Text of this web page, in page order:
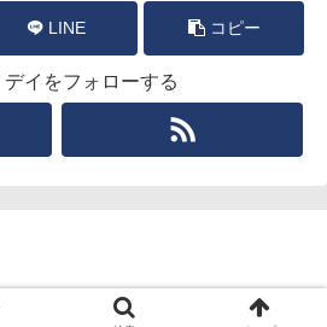
LINE コピー
イをフォローする
Tエブリログ All Rights Reserved.